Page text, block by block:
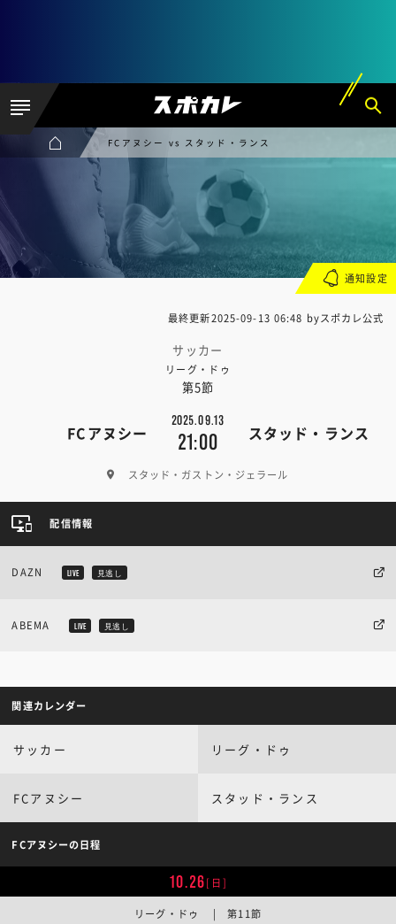
FCアヌシー vs スタッド・ランス
最終更新2025-09-13 06:48 byスポカレ公式
サッカー
リーグ・ドゥ
第5節
FCアヌシー
2025.09.13
21:00 スタッド・ランス
スタッド・ガストン・ジェラール
通知設定
配信情報
DAZN LIVE 見逃し
ABEMA LIVE 見逃し
関連カレンダー
サッカー リーグ・ドゥ
FCアヌシー スタッド・ランス
FCアヌシーの日程
10.26[日]
リーグ・ドゥ | 第11節